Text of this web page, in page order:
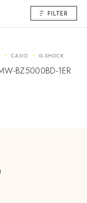
FILTER
CASIO G-SHOCK
BZ5000BD-1ER